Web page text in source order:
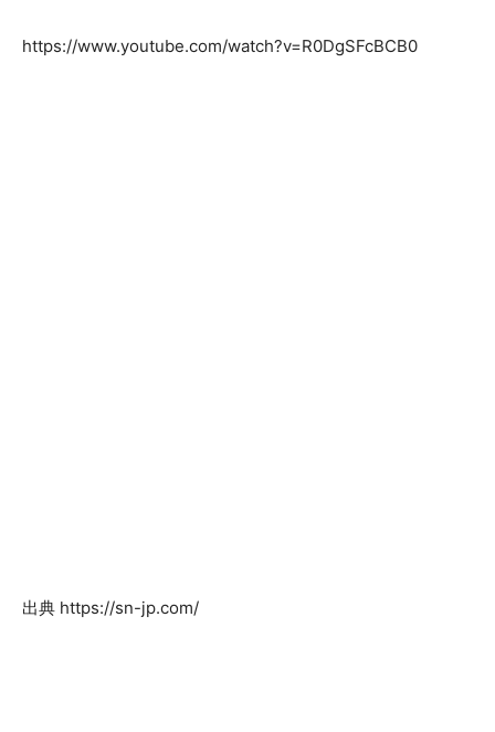
https://www.youtube.com/watch?v=R0DgSFcBCB0
出典 https://sn-jp.com/